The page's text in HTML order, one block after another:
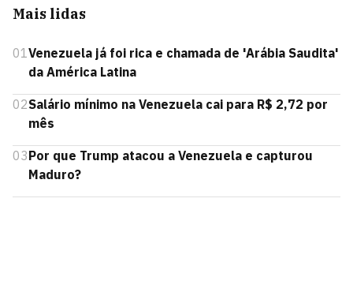
Mais lidas
01 Venezuela já foi rica e chamada de 'Arábia Saudita'
da América Latina
02Salário mínimo na Venezuela cai para R$ 2,72 por
mês
03Por que Trump atacou a Venezuela e capturou
Maduro?